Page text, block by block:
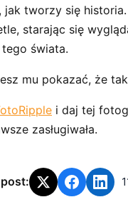
jak tworzy się
starając się
tego świata.
mu pokazać, że tak
i daj tej
zasługiwała.